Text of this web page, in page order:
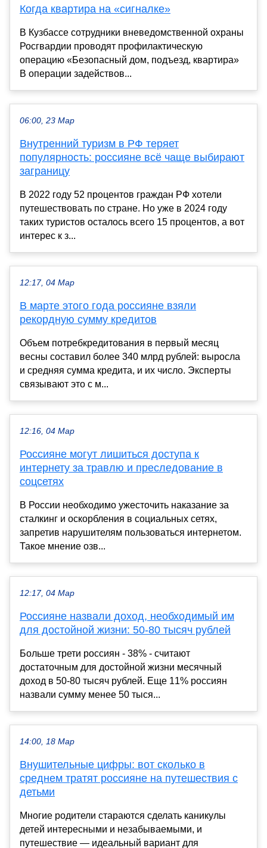
Когда квартира на «сигналке»
В Кузбассе сотрудники вневедомственной охраны
Росгвардии проводят профилактическую
операцию «Безопасный дом, подъезд, квартира»
В операции задействов...
06:00, 23 Мар
Внутренний туризм в РФ теряет
популярность: россияне всё чаще выбирают
заграницу
В 2022 году 52 процентов граждан РФ хотели
путешествовать по стране. Но уже в 2024 году
таких туристов осталось всего 15 процентов, а вот
интерес к з...
12:17, 04 Мар
В марте этого года россияне взяли
рекордную сумму кредитов
Объем потребкредитования в первый месяц
весны составил более 340 млрд рублей: выросла
и средняя сумма кредита, и их число. Эксперты
связывают это с м...
12:16, 04 Мар
Россияне могут лишиться доступа к
интернету за травлю и преследование в
соцсетях
В России необходимо ужесточить наказание за
сталкинг и оскорбления в социальных сетях,
запретив нарушителям пользоваться интернетом.
Такое мнение озв...
12:17, 04 Мар
Россияне назвали доход, необходимый им
для достойной жизни: 50-80 тысяч рублей
Больше трети россиян - 38% - считают
достаточным для достойной жизни месячный
доход в 50-80 тысяч рублей. Еще 11% россиян
назвали сумму менее 50 тыся...
14:00, 18 Мар
Внушительные цифры: вот сколько в
среднем тратят россияне на путешествия с
детьми
Многие родители стараются сделать каникулы
детей интересными и незабываемыми, и
путешествие — идеальный вариант для